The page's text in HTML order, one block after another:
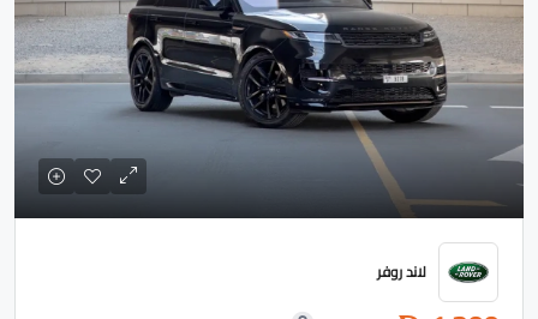
لاند روفر